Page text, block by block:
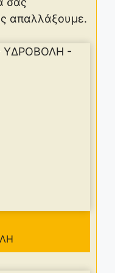
απαλλάξουμε.